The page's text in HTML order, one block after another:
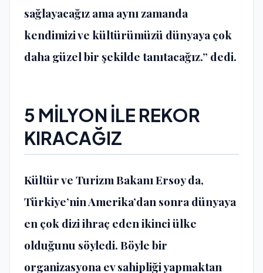
sağlayacağız ama aynı zamanda
kendimizi ve kültürümüzü dünyaya çok
daha güzel bir şekilde tanıtacağız.” dedi.
5 MİLYON İLE REKOR
KIRACAĞIZ
Kültür ve Turizm Bakanı Ersoy da,
Türkiye’nin Amerika’dan sonra dünyaya
en çok dizi ihraç eden ikinci ülke
olduğunu söyledi. Böyle bir
organizasyona ev sahipliği yapmaktan